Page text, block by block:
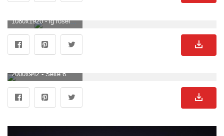
1080x1920 - ig roselett. Süße Hunde Hintergrundbild für Handy.
2000x942 - Seite 6. Hund Mit Blumen Vektoren Und Illustrationen Zum Kostenlosen Download. Süße Hunde Bild.